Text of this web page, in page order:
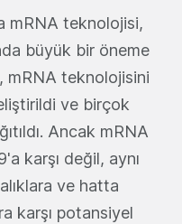
mRNA teknolojisi,
büyük bir öneme
mRNA teknolojisini
ve birçok
Ancak mRNA
karşı değil, aynı
ve hatta
karşı potansiyel